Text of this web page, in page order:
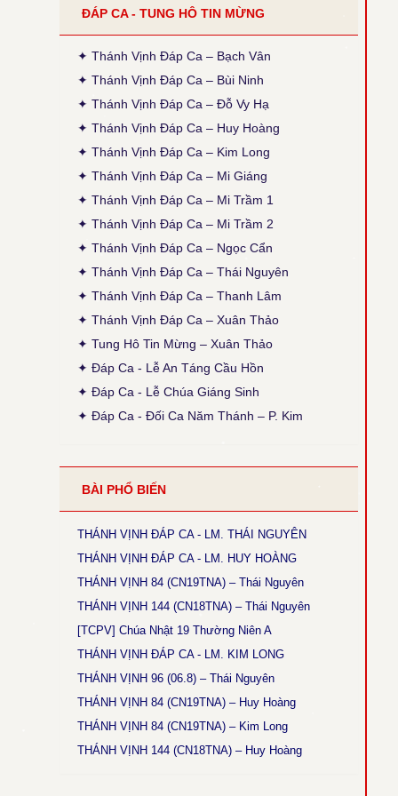
Thời gian cập nhật: 14:35, ngày 30-03-2026
Đính chính ĐK: Thánh Điện = Thánh Diện
● Thánh Vịnh 120 - Xuân Thảo
Thời gian cập nhật: 14:50, ngày 04-02-2026
Sửa phiên khúc 2, chữ cuối: "sao đành" thành
"cho đành", theo bản gốc (x. ấn bản 2020, TCPV
Tổng Hợp, Xuân Thảo, p. 496).
Thời gian cập nhật: 15:45, ngày 03-12-2025
Cập nhật thêm Alleluia Lễ Vọng Giáng Sinh theo
Chúa Nhật 12 TNA, Thánh Giuse, cập nhật lại
phiên khúc cuối (tham chiếu: Sách Bài Đọc và
● Thánh Vịnh 103 - Kim Long
Lễ Chính Ngày: Chúa Thánh Thần Hiện Xuống.
Sửa lại nội dung câu thứ 2 của phiên khúc 1.
● Thánh Vịnh 103 - Thanh Lâm
Thời gian cập nhật: 15:45, ngày 03-12-2025
● Thánh Vịnh 68 - Kim Long
Chúa Nhật 12 Thường Niên A: Câu đáp: bỏ chữ
khẩn, chữ con luyến nốt G+F.
● Thánh Vịnh 144 - Kim Long
Thời gian cập nhật: 15:45, ngày 03-12-2025
Chúa Nhật 18 TNA và 17TNB: Phiên khúc 3 sửa
chữ: “rất” thành “thật”
● Magnificat Lc 1 - Kim Long
Lễ Mân Côi, Chúa Nhật 3 Mùa Vọng B: sửa chữ
cuối cùng phiên khúc cuối: “ngàn sau” thành
● Thánh Vịnh 146 - Kim Long
ĐÁP CA - TUNG HÔ TIN MỪNG
✦ Thánh Vịnh Đáp Ca – Bạch Vân
✦ Thánh Vịnh Đáp Ca – Bùi Ninh
✦ Thánh Vịnh Đáp Ca – Đỗ Vy Hạ
✦ Thánh Vịnh Đáp Ca – Huy Hoàng
✦ Thánh Vịnh Đáp Ca – Kim Long
✦ Thánh Vịnh Đáp Ca – Mi Giáng
✦ Thánh Vịnh Đáp Ca – Mi Trầm 1
✦ Thánh Vịnh Đáp Ca – Mi Trầm 2
✦ Thánh Vịnh Đáp Ca – Ngọc Cẩn
✦ Thánh Vịnh Đáp Ca – Thái Nguyên
✦ Thánh Vịnh Đáp Ca – Thanh Lâm
✦ Thánh Vịnh Đáp Ca – Xuân Thảo
✦ Tung Hô Tin Mừng – Xuân Thảo
✦ Đáp Ca - Lễ An Táng Cầu Hồn
✦ Đáp Ca - Lễ Chúa Giáng Sinh
✦ Đáp Ca - Đối Ca Năm Thánh – P. Kim
BÀI PHỔ BIẾN
THÁNH VỊNH ĐÁP CA - LM. THÁI NGUYÊN
THÁNH VỊNH ĐÁP CA - LM. HUY HOÀNG
THÁNH VỊNH 84 (CN19TNA) – Thái Nguyên
THÁNH VỊNH 144 (CN18TNA) – Thái Nguyên
[TCPV] Chúa Nhật 19 Thường Niên A
THÁNH VỊNH ĐÁP CA - LM. KIM LONG
THÁNH VỊNH 96 (06.8) – Thái Nguyên
THÁNH VỊNH 84 (CN19TNA) – Huy Hoàng
THÁNH VỊNH 84 (CN19TNA) – Kim Long
THÁNH VỊNH 144 (CN18TNA) – Huy Hoàng